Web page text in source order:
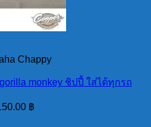
Chappy
monkey ชิปปี้ ใส่ได้ทุกรถ
฿